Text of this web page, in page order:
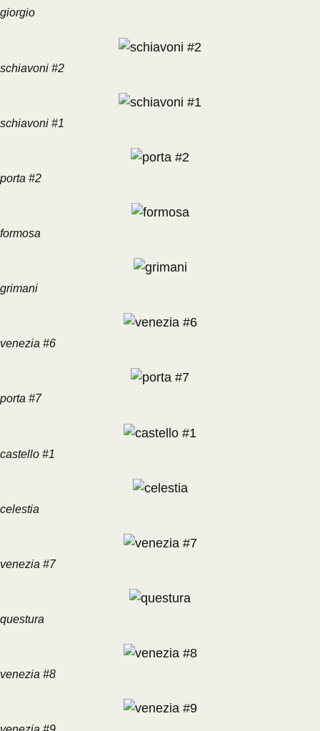
giorgio
schiavoni #2
schiavoni #1
porta #2
formosa
grimani
venezia #6
porta #7
castello #1
celestia
venezia #7
questura
venezia #8